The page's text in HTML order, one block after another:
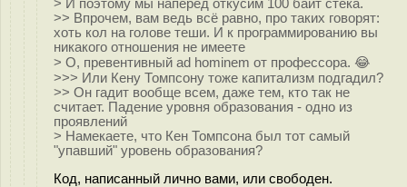
> И поэтому мы наперед откусим 100 байт стека.
>> Впрочем, вам ведь всё равно, про таких говорят:
хоть кол на голове теши. И к программированию вы
никакого отношения не имеете
> О, превентивный ad hominem от профессора. 😂
>>> Или Кену Томпсону тоже капитализм подгадил?
>> Он гадит вообще всем, даже тем, кто так не
считает. Падение уровня образования - одно из
проявлений
> Намекаете, что Кен Томпсона был тот самый
"упавший" уровень образования?
Код, написанный лично вами, или свободен.